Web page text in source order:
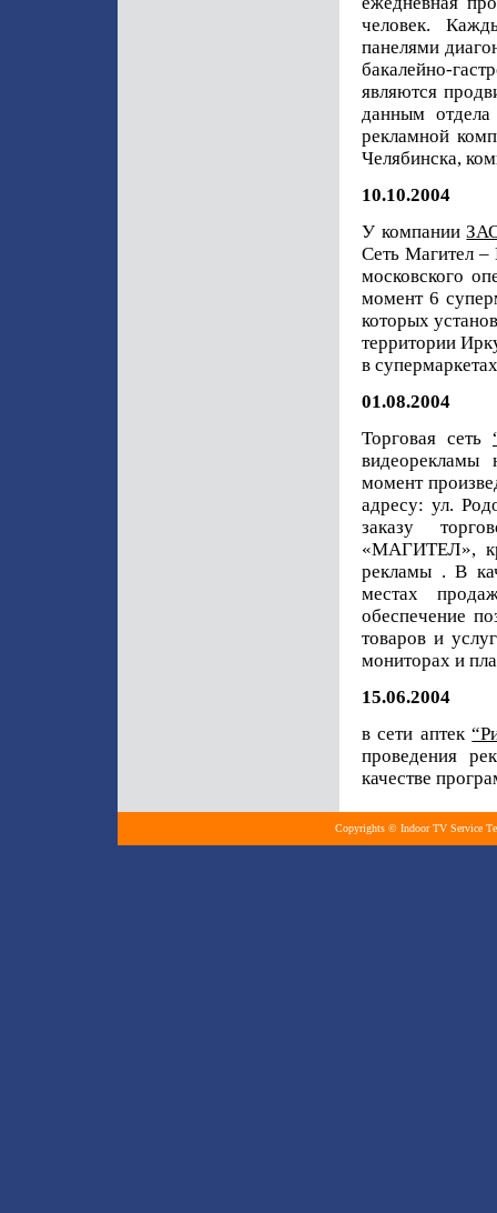
человек.
панелями
бакалейно-
являются
данным
рекламной
Челябинска,
10.10.2004
У компании
Сеть Магител –
московского
момент 6
которых
территории
в
01.08.2004
Торговая сеть
момент
адресу: ул.
заказу
«МАГИТЕЛ»,
рекламы . В
местах
обеспечение
товаров и
мониторах и
15.06.2004
в сети аптек
проведения
качестве
Copyrights © Indoor TV Service